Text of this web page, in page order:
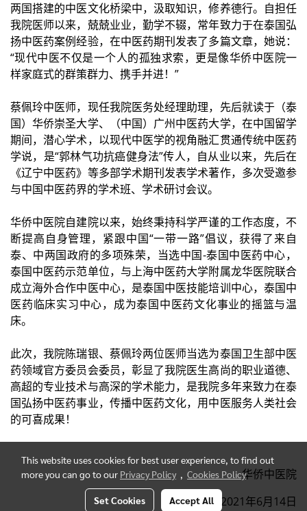
两国搭建的中医文化桥梁中，汲取知识，修养德行。自担任
我院医师以来，兢兢业业，勤学不辍，常年致力于在泰国弘
扬中医药案例经验，在中医药期刊发表了多篇文章，她说：
“现代中医不仅是一个人的孤独求索，更是像华侨中医院一
样家庭式的群策群力、携手并进！”
蔡佩玲中医师，现任我院医务处经理助理，先后就读于（泰
国）华侨崇圣大学、（中国）广州中医药大学，在中国留学
期间，潜心学术，以现代中医学的视角融汇贯通传统中医药
学说，是“郭林气功抗癌健身法”传人，自从业以来，先后在
《辽宁中医药》等多部学术期刊发表学术著作，多次受邀参
与中国中医药界的学术班、学术研讨会议。
华侨中医院自建院以来，始终秉持科学严谨的工作态度，不
断提高自身管理，紧跟中国“一带一路”倡议，获得了来自
泰、中两国政府的多项殊荣，当选中国-泰国中医药中心，
泰国中医药示范单位，与上海中医药大学附属龙华医院联合
成立海外合作中医中心，是泰国中医技能培训中心，泰国中
医药临床实习中心，成为泰国中医药文化事业的摇篮与温
床。
此次，我院陈瑞银、蔡佩玲两位医师当选为泰国卫生部中医
药领域官方委员会委员，彰显了我院医生高尚的职业道德、
高超的专业技术与高深的学术能力，是我院多年来致力在泰
国弘扬中医药事业，传播中医药文化，用中医服务人类社会
的可喜成果！
华侨中医院
2021年6月14日
This website uses cookies for best user experience, to find out
more you can go to our Privacy Policy , Cookies Policy
Set Cookies Accept All